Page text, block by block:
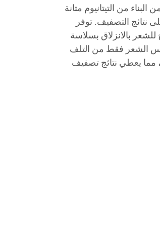
من التيتانيوم متانة
نتائج التصفيف. توفر
للشعر بالانزلاق بسلاسة
الشعر فقط من التلف
مما يعطي نتائج تصفيف